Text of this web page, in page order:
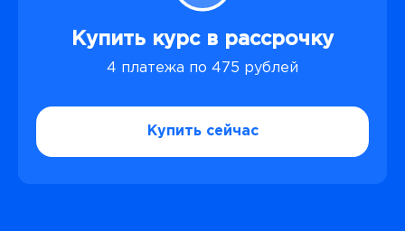
Купить курс в рассрочку
4 платежа по 475 рублей
Купить сейчас